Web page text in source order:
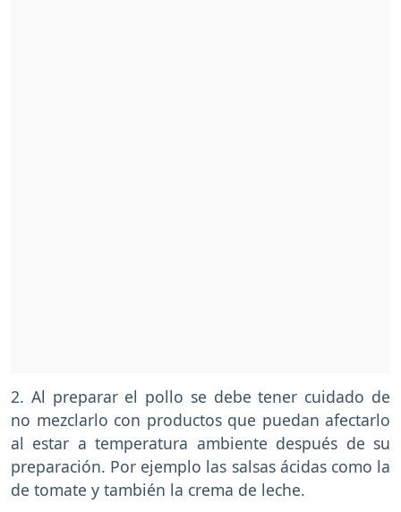
2. Al preparar el pollo se debe tener cuidado de
no mezclarlo con productos que puedan afectarlo
al estar a temperatura ambiente después de su
preparación. Por ejemplo las salsas ácidas como la
de tomate y también la crema de leche.